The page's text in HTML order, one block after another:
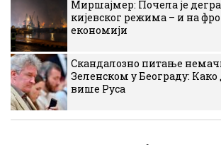
Миршајмер: Почела је
кијевског режима – и на
економији
Скандалозно питање
Зеленском у Београду: Како
више Руса